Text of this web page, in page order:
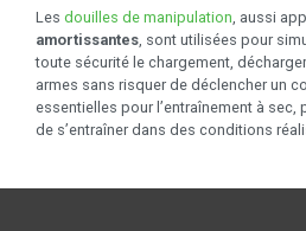
Les douilles de manipulation , aussi
amortissantes , sont utilisées pour
toute sécurité le chargement,
armes sans risquer de déclencher un
essentielles pour l’entraînement à sec,
de s’entraîner dans des conditions